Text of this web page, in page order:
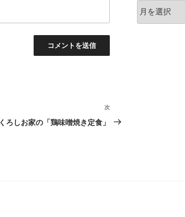
次
の
次
くろしお家の「鶏味噌焼き定食」
ー